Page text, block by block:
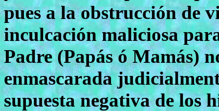
pues a la obstrucción de
inculcación maliciosa
Padre (Papás ó Mamás)
enmascarada
supuesta negativa de los